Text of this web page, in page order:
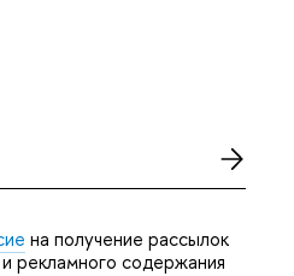
на получение рассылок
рекламного содержания